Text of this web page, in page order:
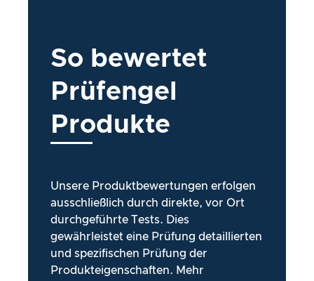
So bewertet
Prüfengel
Produkte
Unsere Produktbewertungen erfolgen
ausschließlich durch direkte, vor Ort
durchgeführte Tests. Dies
gewährleistet eine Prüfung detaillierten
und spezifischen Prüfung der
Produkteigenschaften. Mehr